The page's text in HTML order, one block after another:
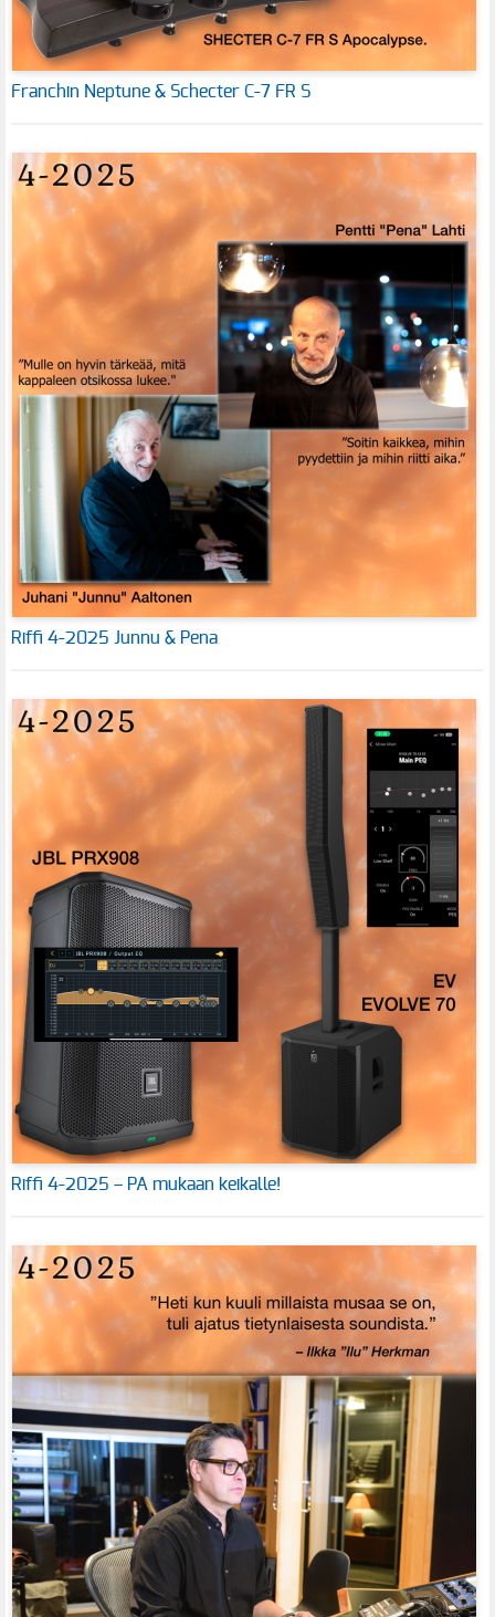
Franchin Neptune & Schecter C-7 FR S
Riffi 4-2025 Junnu & Pena
Riffi 4-2025 – PA mukaan keikalle!